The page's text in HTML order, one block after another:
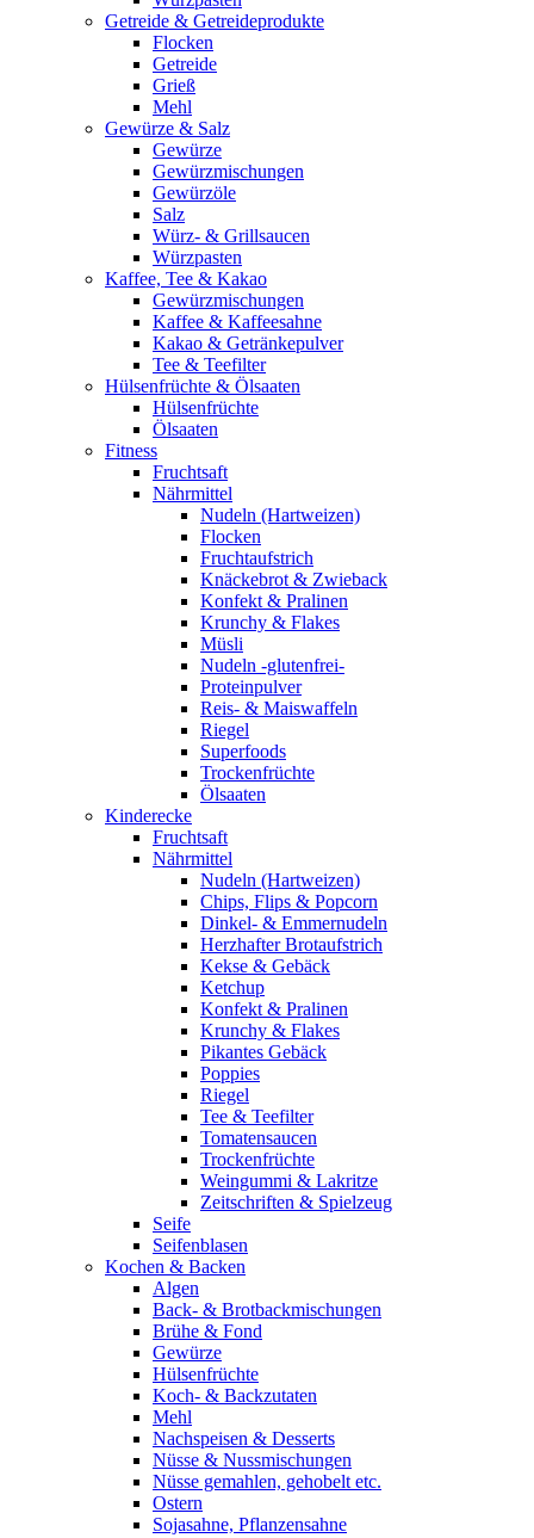
Getreide & Getreideprodukte
Flocken
Getreide
Grieß
Mehl
Gewürze & Salz
Gewürze
Gewürzmischungen
Gewürzöle
Salz
Würz- & Grillsaucen
Würzpasten
Kaffee, Tee & Kakao
Gewürzmischungen
Kaffee & Kaffeesahne
Kakao & Getränkepulver
Tee & Teefilter
Hülsenfrüchte & Ölsaaten
Hülsenfrüchte
Ölsaaten
Fitness
Fruchtsaft
Nährmittel
Nudeln (Hartweizen)
Flocken
Fruchtaufstrich
Knäckebrot & Zwieback
Konfekt & Pralinen
Krunchy & Flakes
Müsli
Nudeln -glutenfrei-
Proteinpulver
Reis- & Maiswaffeln
Riegel
Superfoods
Trockenfrüchte
Ölsaaten
Kinderecke
Fruchtsaft
Nährmittel
Nudeln (Hartweizen)
Chips, Flips & Popcorn
Dinkel- & Emmernudeln
Herzhafter Brotaufstrich
Kekse & Gebäck
Ketchup
Konfekt & Pralinen
Krunchy & Flakes
Pikantes Gebäck
Poppies
Riegel
Tee & Teefilter
Tomatensaucen
Trockenfrüchte
Weingummi & Lakritze
Zeitschriften & Spielzeug
Seife
Seifenblasen
Kochen & Backen
Algen
Back- & Brotbackmischungen
Brühe & Fond
Gewürze
Hülsenfrüchte
Koch- & Backzutaten
Mehl
Nachspeisen & Desserts
Nüsse & Nussmischungen
Nüsse gemahlen, gehobelt etc.
Ostern
Sojasahne, Pflanzensahne